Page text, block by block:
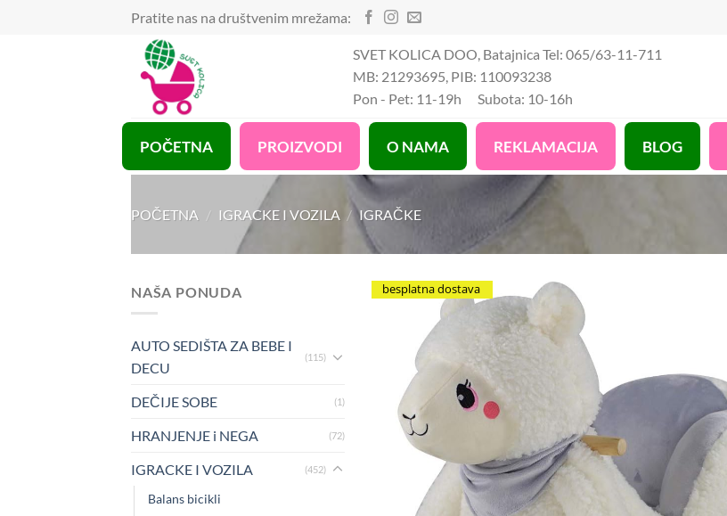
Pratite nas na društvenim mrežama:
SVET KOLICA DOO, Batajnica Tel: 065/63-11-711
MB: 21293695, PIB: 110093238
Pon - Pet: 11-19h Subota: 10-16h
POČETNA PROIZVODI O NAMA REKLAMACIJA BLOG
POČETNA / IGRACKE I VOZILA / IGRAČKE
NAŠA PONUDA
AUTO SEDIŠTA ZA BEBE I
DECU
(115)
DEČIJE SOBE (1)
HRANJENJE i NEGA (72)
IGRACKE I VOZILA (452)
Balans bicikli
besplatna dostava